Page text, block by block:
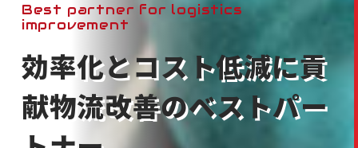
Best partner for logistics
improvement
効率化とコスト低減に貢
献物流改善のベストパー